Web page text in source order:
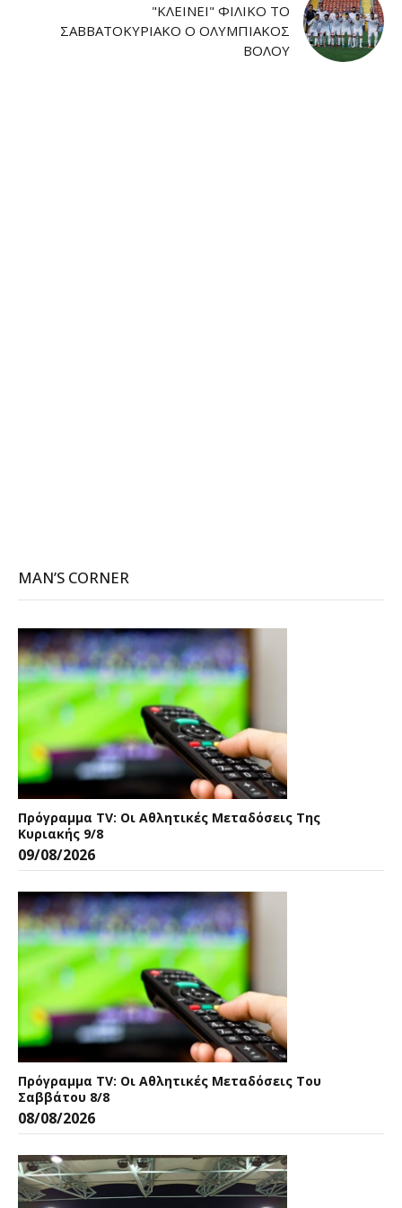
"ΚΛΕΊΝΕΙ" ΦΙΛΙΚΌ ΤΟ
ΣΑΒΒΑΤΟΚΎΡΙΑΚΟ Ο ΟΛΥΜΠΙΑΚΌΣ
ΒΌΛΟΥ
MAN’S CORNER
Πρόγραμμα TV: Οι Αθλητικές Μεταδόσεις Της
Κυριακής 9/8
09/08/2026
Πρόγραμμα TV: Οι Αθλητικές Μεταδόσεις Του
Σαββάτου 8/8
08/08/2026